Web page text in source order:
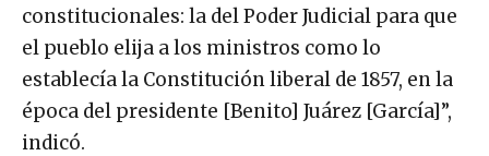
constitucionales: la del Poder Judicial para que
el pueblo elija a los ministros como lo
establecía la Constitución liberal de 1857, en la
época del presidente [Benito] Juárez [García]”,
indicó.